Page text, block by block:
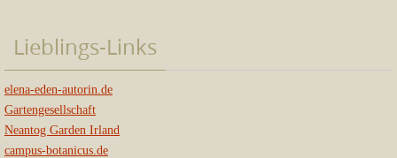
Lieblings-Links
elena-eden-autorin.de
Gartengesellschaft
Neantog Garden Irland
campus-botanicus.de